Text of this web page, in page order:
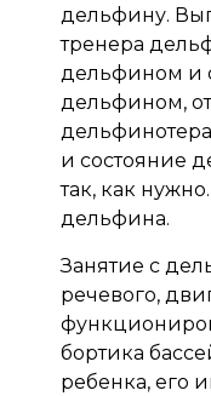
дельфину.
тренера
дельфином и
дельфином,
и состояние
так, как
дельфина.
Занятие с
речевого,
бортика
ребенка, его